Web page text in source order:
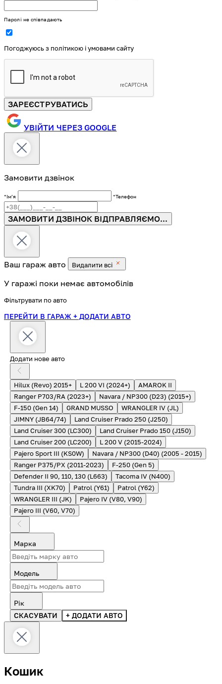
Паролі не співпадають
Погоджуюсь з політикою і умовами сайту
ЗАРЕЄСТРУВАТИСЬ
УВІЙТИ ЧЕРЕЗ GOOGLE
Замовити дзвінок
*Імʼя *Телефон
ЗАМОВИТИ ДЗВІНОК ВІДПРАВЛЯЄМО...
Ваш гараж авто Видалити всі
У гаражі поки немає автомобілів
Фільтрувати по авто
ПЕРЕЙТИ В ГАРАЖ + ДОДАТИ АВТО
Додати нове авто
Hilux (Revo) 2015+ L 200 VI (2024+)
AMAROK II
Ranger P703/RA (2023+)
Navara / NP300 (D23) (2015+)
F-150 (Gen 14)
GRAND MUSSO
WRANGLER IV (JL)
JIMNY (JB64/74)
Land Cruiser Prado 250 (J250)
Land Cruiser 300 (LC300)
Land Cruiser Prado 150 (J150)
Land Cruiser 200 (LC200)
L 200 V (2015-2024)
Pajero Sport III (KS0W)
Navara / NP300 (D40) (2005 - 2015)
Ranger P375/PX (2011-2023)
F-250 (Gen 5)
Defender II 90, 110, 130 (L663)
Tacoma IV (N400)
Tundra III (XK70)
Patrol (Y61)
Patrol (Y62)
WRANGLER III (JK)
Pajero IV (V80, V90)
Pajero III (V60, V70)
Марка
Модель
Рік
СКАСУВАТИ
+ ДОДАТИ АВТО
Кошик